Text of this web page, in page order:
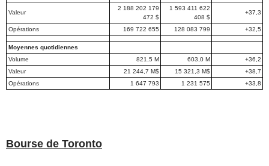
Valeur
2 188 202 179
472 $
1 593 411 622
408 $
+37,3
Opérations 169 722 655 128 083 799 +32,5
Moyennes quotidiennes
Volume
821,5 M 603,0 M
+36,2
Valeur
21 244,7 M$ 15 321,3 M$
+38,7
Opérations
1 647 793 1 231 575 +33,8
Bourse de Toronto